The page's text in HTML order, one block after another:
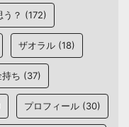
う？ (172)
ザオラル (18)
ち (37)
プロフィール (30)